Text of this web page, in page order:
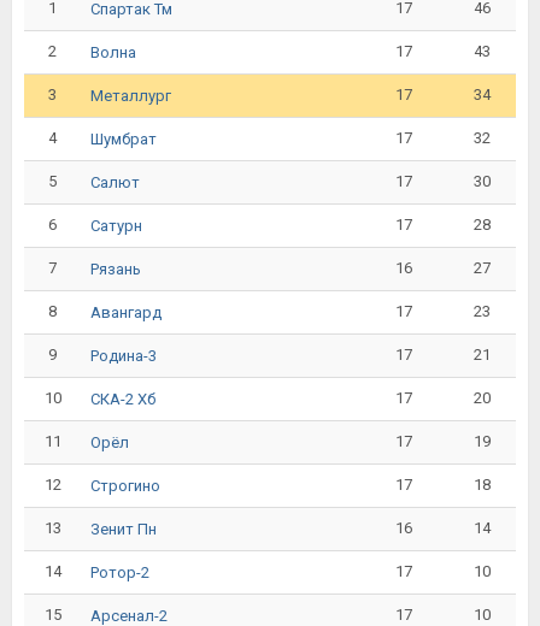
1 Спартак Тм 17 46
2 Волна 17 43
3 Металлург 17 34
4 Шумбрат 17 32
5 Салют 17 30
6 Сатурн 17 28
7 Рязань 16 27
8 Авангард 17 23
9 Родина-3 17 21
10 СКА-2 Хб 17 20
11 Орёл 17 19
12 Строгино 17 18
13 Зенит Пн 16 14
14 Ротор-2 17 10
15 Арсенал-2 17 10